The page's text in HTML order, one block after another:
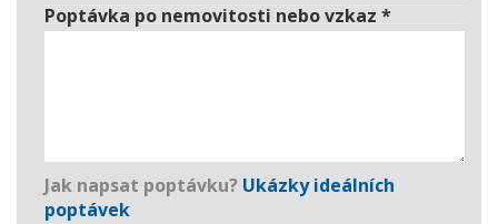
Poptávka po nemovitosti nebo vzkaz *
Jak napsat poptávku? Ukázky ideálních
poptávek